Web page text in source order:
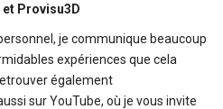
Provisu3D
je communique beaucoup
expériences que cela
également
sur YouTube, où je vous invite